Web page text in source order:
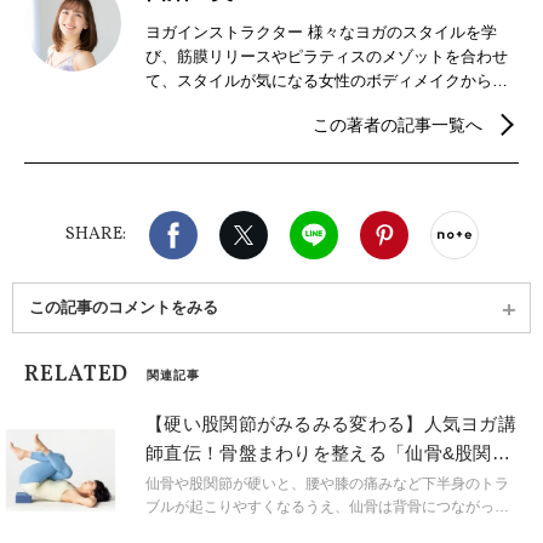
ヨガインストラクター 様々なヨガのスタイルを学
び、筋膜リリースやピラティスのメゾットを合わせ
て、スタイルが気になる女性のボディメイクから柔
る。 武蔵小杉&aヨガ主宰。オンラインサロン&a運
この著者の記事一覧へ
SHARE:
Facebook X（旧twitter）
LINE Pinterest
この記事のコメントをみる
RELATED 関連記事
【硬い股関節がみるみる変わる】人気ヨガ講
師直伝！骨盤まわりを整える「仙骨&股関節
ゆるめヨガ」
仙骨や股関節が硬いと、腰や膝の痛みなど下半身のトラ
ブルが起こりやすくなるうえ、仙骨は背骨につながって